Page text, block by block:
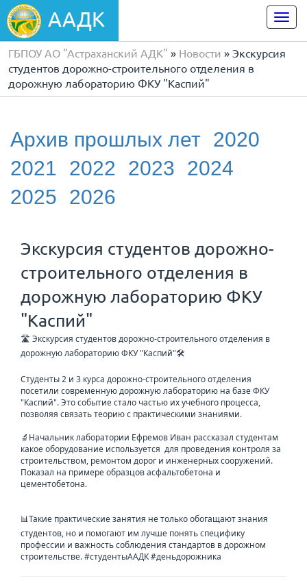
ААДК
ГБПОУ АО "Астраханский АДК" » Новости » Экскурсия
студентов дорожно-строительного отделения в
дорожную лабораторию ФКУ "Каспий"
Архив прошлых лет 2020
2021
2022 2023
2024
2025
2026
Экскурсия студентов дорожно-
строительного отделения в
дорожную лабораторию ФКУ
"Каспий"
🛣️ Экскурсия студентов дорожно-строительного отделения в
дорожную лабораторию ФКУ "Каспий"🛠️
Студенты 2 и 3 курса дорожно-строительного отделения
посетили современную дорожную лабораторию на базе ФКУ
"Каспий". Это событие стало частью их учебного процесса,
позволяя связать теорию с практическими знаниями.
🔬Начальник лаборатории Ефремов Иван рассказал студентам
какое оборудование используется для проведения контроля за
строительством, ремонтом дорог и инженерных сооружений.
Показал на примере образцов асфальтобетона и
цементобетона.
📊Такие практические занятия не только обогащают знания
студентов, но и помогают им лучше понять специфику
профессии и важность соблюдения стандартов в дорожном
строительстве. #студентыААДК #деньдорожника